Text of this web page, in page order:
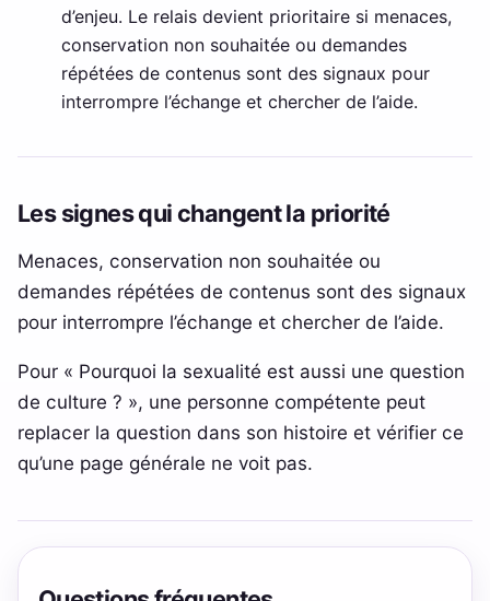
d’enjeu. Le relais devient prioritaire si menaces,
conservation non souhaitée ou demandes
répétées de contenus sont des signaux pour
interrompre l’échange et chercher de l’aide.
Les signes qui changent la priorité
Menaces, conservation non souhaitée ou
demandes répétées de contenus sont des signaux
pour interrompre l’échange et chercher de l’aide.
Pour « Pourquoi la sexualité est aussi une question
de culture ? », une personne compétente peut
replacer la question dans son histoire et vérifier ce
qu’une page générale ne voit pas.